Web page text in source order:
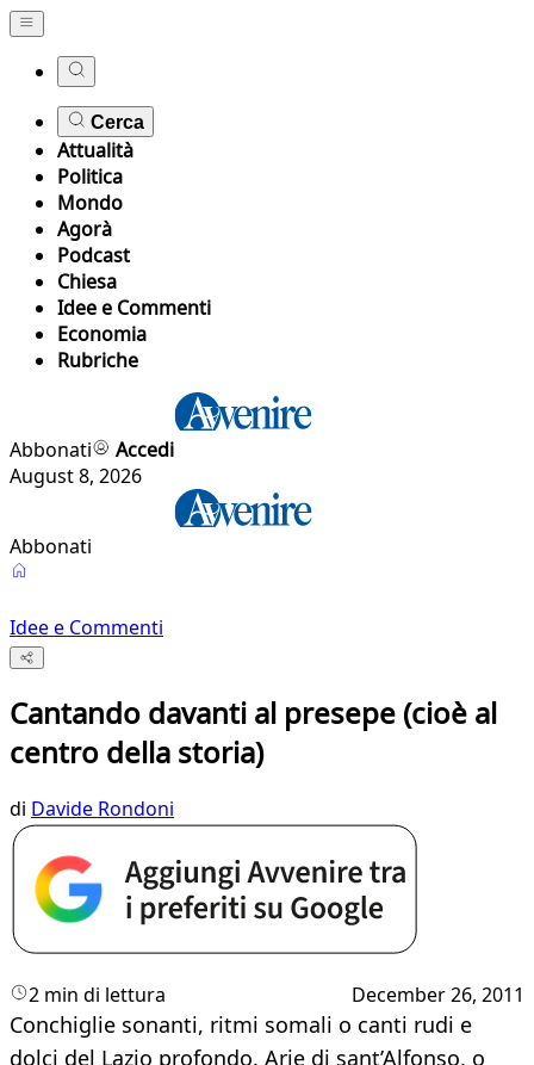
Cerca
Attualità
Politica
Mondo
Agorà
Podcast
Chiesa
Idee e Commenti
Economia
Rubriche
Abbonati
Accedi
August 8, 2026
Abbonati
Idee e Commenti
Cantando davanti al presepe (cioè al
centro della storia)
di Davide Rondoni
2 min di lettura December 26, 2011
Conchiglie sonanti, ritmi somali o canti rudi e
dolci del Lazio profondo. Arie di sant’Alfonso, o